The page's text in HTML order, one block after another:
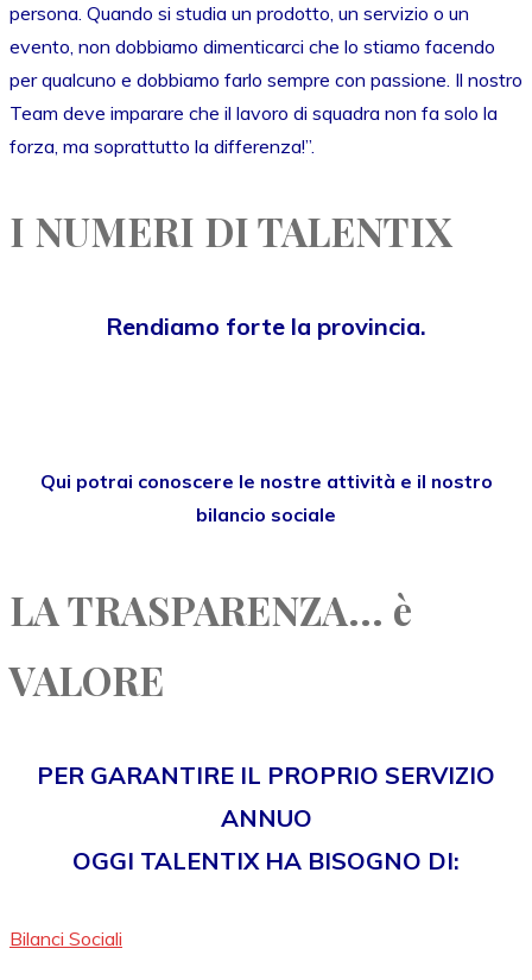
persona. Quando si studia un prodotto, un servizio o un
evento, non dobbiamo dimenticarci che lo stiamo facendo
per qualcuno e dobbiamo farlo sempre con passione. Il nostro
Team deve imparare che il lavoro di squadra non fa solo la
forza, ma soprattutto la differenza!”.
I NUMERI DI TALENTIX
Rendiamo forte la provincia.
Qui potrai conoscere le nostre attività e il nostro
bilancio sociale
LA TRASPARENZA... è
VALORE
PER GARANTIRE IL PROPRIO SERVIZIO
ANNUO
OGGI TALENTIX HA BISOGNO DI:
Bilanci Sociali